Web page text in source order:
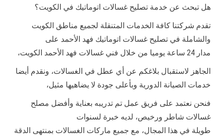
هل تبحث عن خدمة تصليح غسالات اتوماتيك في الكويت؟
تقدم شركتنا كافة الخدمات المتنقلة لجميع مناطق الكويت
والشاملة في تصليح غسالات اتوماتيك فهد الأحمد على
مدار 24 ساعة يوميا من خلال فني غسالات فهد الأحمد الكويت،
الجاهز لاستقبال بلاغكم عن أي عطل في الغسالات، ونقدم أيضا
خدمات الصيانة الدورية وبأعلى جودة لا يضاهيها مثيل،
فنحن نعتمد على فريق عمل تم تدريبه بعناية وأفضل مصلح
غسالات شاطر ورخيص، لديه خبرة لسنوات
طويلة في هذا المجال، مع جميع ماركات الغسالات بمنتهى الدقة